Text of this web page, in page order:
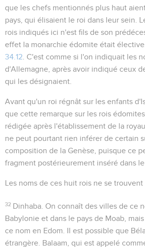
que les chefs mentionnés plus haut
pays, qui élisaient le roi dans leur sein.
rois indiqués ici n'est fils de son
effet la monarchie édomite était
34.12 . C'est comme si l'on indiquait les
d'Allemagne, après avoir indiqué ceux
qui les désignaient.
Avant qu'un roi régnât sur les enfants
que cette remarque sur les rois
rédigée après l'établissement de la
ne peut pourtant rien inférer de certain
composition de la Genèse, puisque ce
fragment postérieurement inséré dans le
Les noms de ces huit rois ne se trouvent
32 Dinhaba . On connaît des villes de ce
Babylonie et dans le pays de Moab,
ce nom en Edom. Il est possible que
étrangère. Balaam, qui est appelé